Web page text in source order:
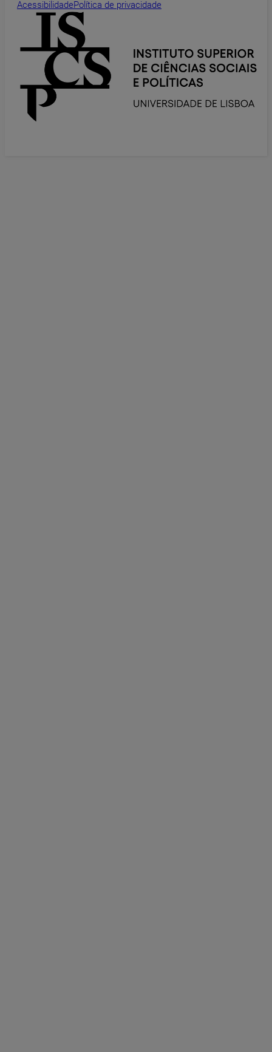
AcessibilidadePolítica de privacidade